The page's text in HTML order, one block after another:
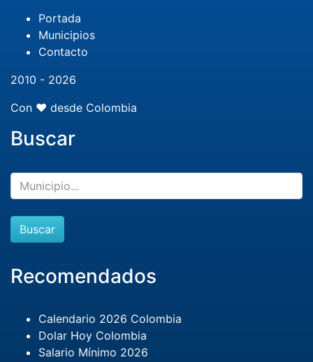
Portada
Municipios
Contacto
2010 - 2026
Con ❤️ desde Colombia
Buscar
Buscar
Recomendados
Calendario 2026 Colombia
Dolar Hoy Colombia
Salario Mínimo 2026